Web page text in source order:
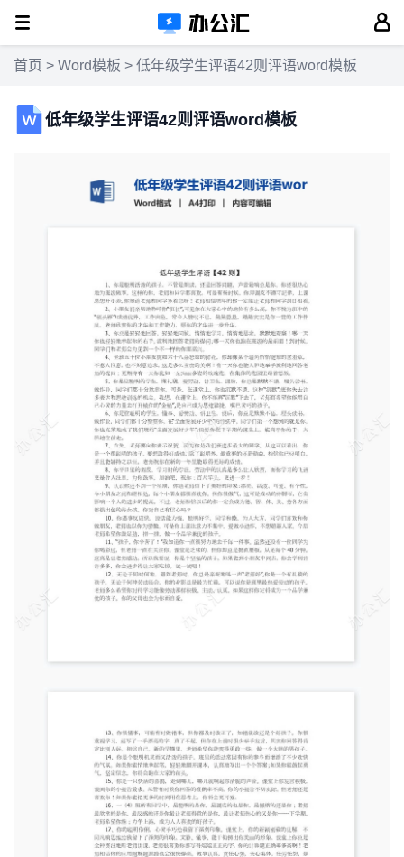
首页 > Word模板 > 低年级学生评语42则评语word模板
低年级学生评语42则评语word模板